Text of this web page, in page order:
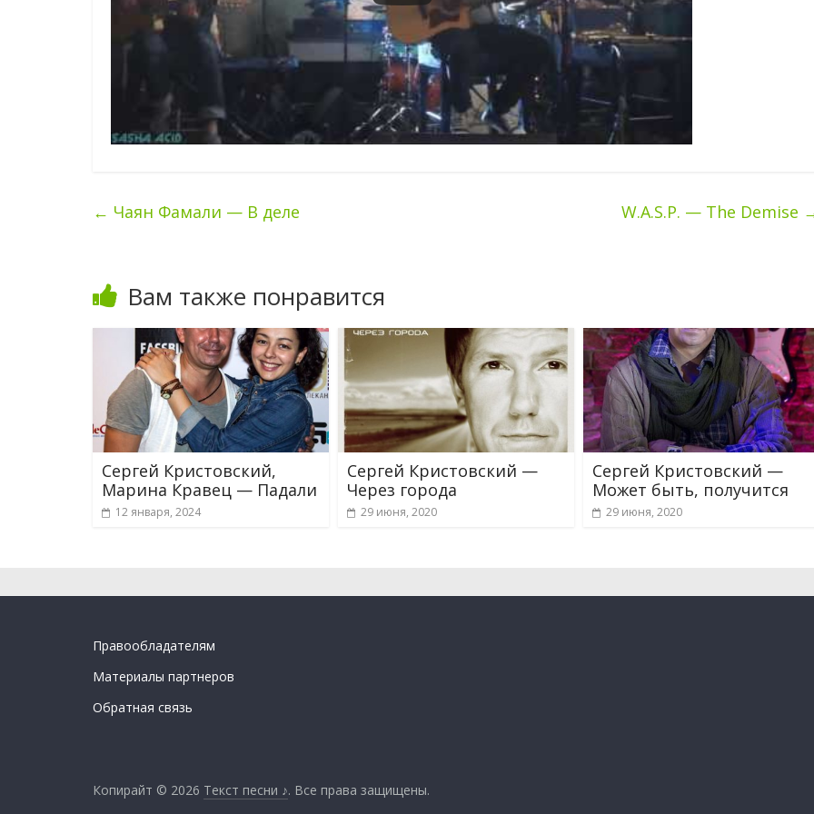
← Чаян Фамали — В деле W.A.S.P. — The Demise
Вам также понравится
Сергей Кристовский,
Марина Кравец — Падали
12 января, 2024
Сергей Кристовский —
Через города
29 июня, 2020
Сергей Кристовский —
Может быть, получится
29 июня, 2020
Правообладателям
Материалы партнеров
Обратная связь
Копирайт © 2026 Текст песни ♪. Все права защищены.